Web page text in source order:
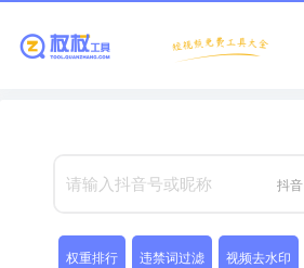
抖音
权重排行 违禁词过滤 视频去水印